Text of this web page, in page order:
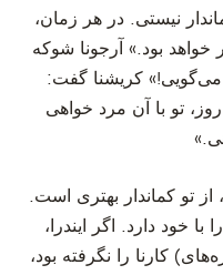
نیستی. در هر زمان،
خواهد بود.» آرجونا شوکه
می‌گویی!» کریشنا گفت:
تو با آن مرد خواهی
تو کماندار بهتری است.
با خود دارد. اگر ایندرا،
کارنا را نگرفته بود،